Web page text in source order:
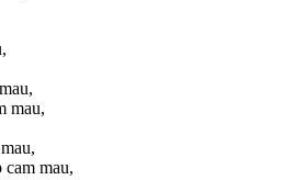
mau,
cam mau,